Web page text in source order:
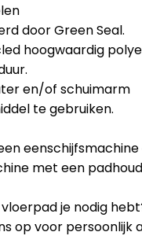
door Green Seal.
hoogwaardig
en/of schuimarm
te gebruiken.
eenschijfsmachine
met een
je nodig
op voor persoonlijk